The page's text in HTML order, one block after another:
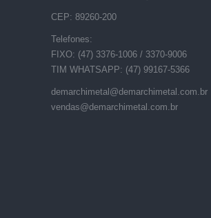
CEP: 89260-200
Telefones:
FIXO: (47) 3376-1006 / 3370-9006
TIM WHATSAPP: (47) 99167-5366
demarchimetal@demarchimetal.com.br
vendas@demarchimetal.com.br